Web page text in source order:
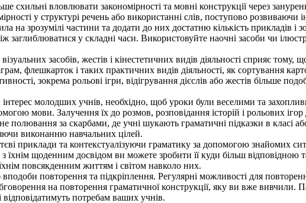
схильні вловлювати закономірності та мовні конструкції через
у структурі речень або використанні слів, поступово
на зрозумілі частини та додати до них достатню кількість прикладів
заглиблюватися у складні часи. Використовуйте наочні засоби чи
засобів, жестів і кінестетичних видів діяльності сприяє
флешкарток і таких практичних видів діяльності, як сортування
зокрема рольові ігри, відігрування дієслів або жестів більше
молодших учнів, необхідно, щоб уроки були веселими та
мови. Залучення їх до розмов, розповідання історій і рольових
полювання за скарбами, де учні шукають граматичні підказки в класі
виконанню навчальних цілей.
приклади та контекстуалізуючи граматику за допомогою знайомих
їхнім щоденним досвідом ви можете зробити її куди більш
повсякденним життям і світом навколо них.
повторення та підкріплення. Регулярні можливості для
на повторення граматичної конструкції, яку ви вже вивчили.
відповідатимуть потребам ваших учнів.